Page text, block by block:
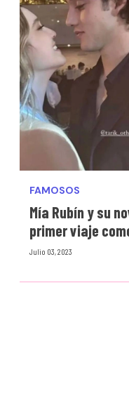
FAMOSOS
Mía Rubín y su
primer viaje
Julio 03, 2023